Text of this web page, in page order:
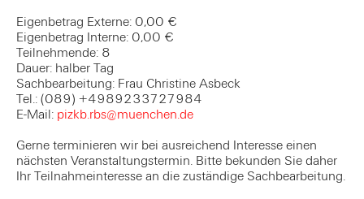
Eigenbetrag Externe: 0,00 €
Eigenbetrag Interne: 0,00 €
Teilnehmende: 8
Dauer: halber Tag
Sachbearbeitung: Frau Christine Asbeck
Tel.: (089) +4989233727984
E-Mail: pizkb.rbs@muenchen.de
Gerne terminieren wir bei ausreichend Interesse einen
nächsten Veranstaltungstermin. Bitte bekunden Sie daher
Ihr Teilnahmeinteresse an die zuständige Sachbearbeitung.